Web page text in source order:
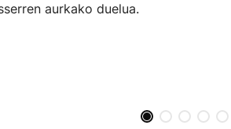
aurkako duelua.